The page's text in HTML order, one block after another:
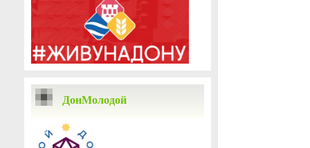
ДонМолодой